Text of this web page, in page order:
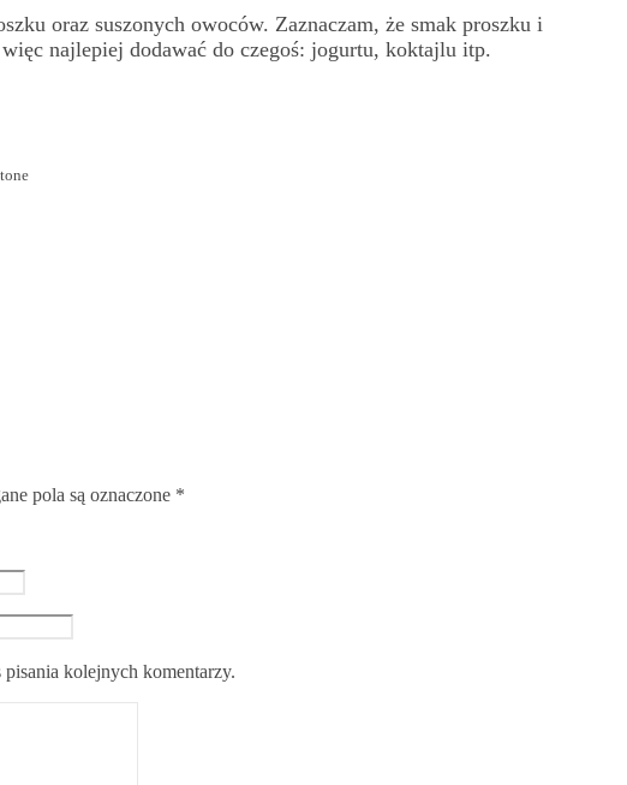
oraz suszonych owoców. Zaznaczam, że smak proszku i
najlepiej dodawać do czegoś: jogurtu, koktajlu itp.
pola są oznaczone *
kolejnych komentarzy.